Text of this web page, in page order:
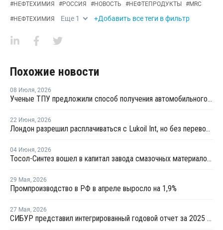
#НЕФТЕХИМИЯ #РОССИЯ #НОВОСТЬ #НЕФТЕПРОДУКТЫ #MRC
#НЕФТЕХИМИЯ Еще 1 +Добавить все теги в фильтр
Похожие новости
08 Июля, 2026
Ученые ТПУ предложили способ получения автомобильного бензина из пластиковых отходов
22 Июня, 2026
Лондон разрешил расплачиваться с Lukoil Int, но без перевода средств Лукойлу
04 Июня, 2026
Тосол-Синтез вошел в капитал завода смазочных материалов "Девон"
29 Мая, 2026
Промпроизводство в РФ в апреле выросло на 1,9%
27 Мая, 2026
СИБУР представил интегрированный годовой отчет за 2025 год